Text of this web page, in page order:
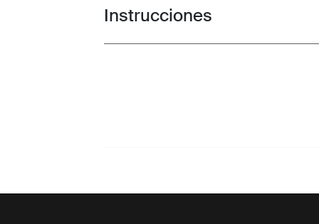
Toggle guides and instructions
Instrucciones